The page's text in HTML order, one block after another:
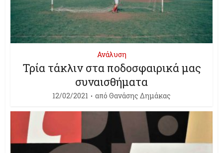
Ανάλυση
Τρία τάκλιν στα ποδοσφαιρικά μας
συναισθήματα
12/02/2021 από Θανάσης Δημάκας